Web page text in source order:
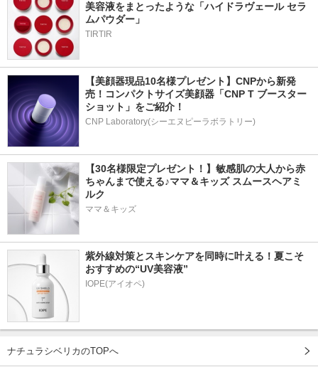
美容液をまとったような「ハイドラヴェール セラ
ムパウダー」
TIRTIR
【美顔器現品10名様プレゼント】CNPから新発
売！コンパクトサイズ美顔器「CNP T ブースター
ショット」をご紹介！
CNP Laboratory(シーエヌピーラボラトリー)
【30名様限定プレゼント！】敏感肌の大人から赤
ちゃんまで使える♪ママ＆キッズ スムースヘアミ
ルク
ママ＆キッズ
紫外線対策とスキンケアを同時に叶える！夏こそ
おすすめの“UV美容液”
IOPE(アイオペ)
ナチュラシベリカのTOPへ